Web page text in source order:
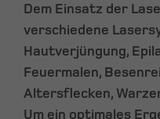
Dem Einsatz der
verschiedene
Hautverjüngung,
Feuermalen,
Altersflecken,
Um ein optimales